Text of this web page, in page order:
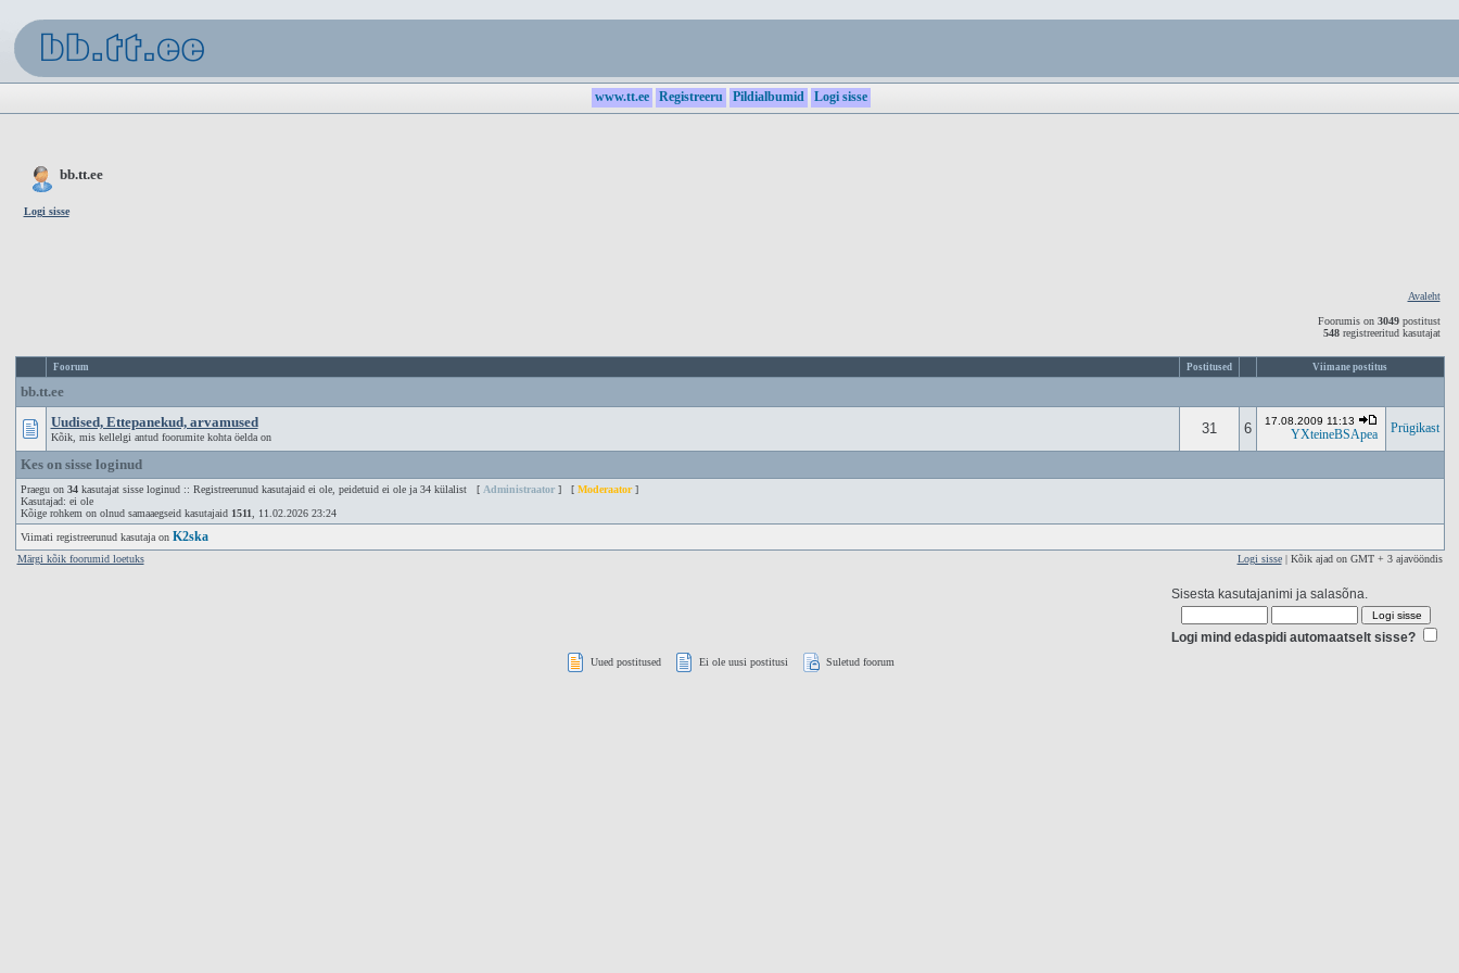
www.tt.ee Registreeru Pildialbumid Logi sisse
bb.tt.ee
Logi sisse
Avaleht
Foorumis on 3049postitust
548registreeritud kasutajat
Foorum Postitused Viimane postitus
bb.tt.ee
Uudised, Ettepanekud, arvamused
Kõik, mis kellelgi antud foorumite kohta öelda on
31 6 17.08.2009 11:13
YXteineBSApea Prügikast
Kes on sisse loginud
Praegu on 34kasutajat sisse loginud :: Registreerunud kasutajaid ei ole, peidetuid ei ole ja 34 külalist [ Administraator] [ Moderaator]
Kasutajad: ei ole
Kõige rohkem on olnud samaaegseid kasutajaid 1511 , 11.02.2026 23:24
Viimati registreerunud kasutaja on K2ska
Märgi kõik foorumid loetuks Logi sisse| Kõik ajad on GMT + 3 ajavööndis
Sisesta kasutajanimi ja salasõna.
Logi mind edaspidi automaatselt sisse?
Uued postitused Ei ole uusi postitusi Suletud foorum